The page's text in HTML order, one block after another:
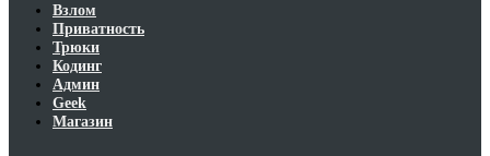
Взлом
Приватность
Трюки
Кодинг
Админ
Geek
Магазин